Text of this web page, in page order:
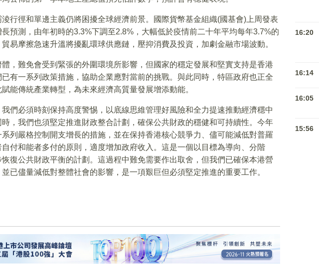
行徑和單邊主義仍將困擾全球經濟前景。國際貨幣基金組織(國基會)上周發表
預測，由年初時的3.3%下調至2.8%，大幅低於疫情前二十年平均每年3.7%的
易摩擦急速升溫將擾亂環球供應鏈，壓抑消費及投資，加劇金融市場波動。
，難免會受到緊張的外圍環境所影響，但國家的穩定發展和堅實支持是香港
有一系列政策措施，協助企業應對當前的挑戰。與此同時，特區政府也正全
能傳統產業轉型，為未來經濟高質量發展增添動能。
們必須時刻保持高度警惕，以底線思維管理好風險和全力提速推動經濟穩中
，我們也須堅定推進財政整合計劃，確保公共財政的穩健和可持續性。今年
列嚴格控制開支增長的措施，並在保持香港核心競爭力、儘可能減低對普羅
付和能者多付的原則，適度增加政府收入。這是一個以目標為導向、分階
復公共財政平衡的計劃。這過程中難免需要作出取舍，但我們已確保本港營
已儘量減低對整體社會的影響，是一項艱巨但必須堅定推進的重要工作。
16:20
16:14
16:05
15:56